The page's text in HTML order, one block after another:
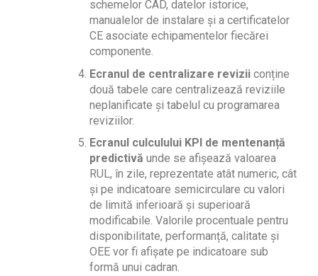
schemelor CAD, datelor istorice,
manualelor de instalare și a certificatelor
CE asociate echipamentelor fiecărei
componente.
Ecranul de centralizare revizii conține
două tabele care centralizează reviziile
neplanificate și tabelul cu programarea
reviziilor.
Ecranul culculului KPI de mentenanță
predictivă unde se afișează valoarea
RUL, în zile, reprezentate atât numeric, cât
și pe indicatoare semicirculare cu valori
de limită inferioară și superioară
modificabile. Valorile procentuale pentru
disponibilitate, performanță, calitate și
OEE vor fi afișate pe indicatoare sub
formă unui cadran.